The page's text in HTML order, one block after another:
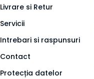
Livrare si Retur
Servicii
Intrebari si raspunsuri
Contact
Protecția datelor